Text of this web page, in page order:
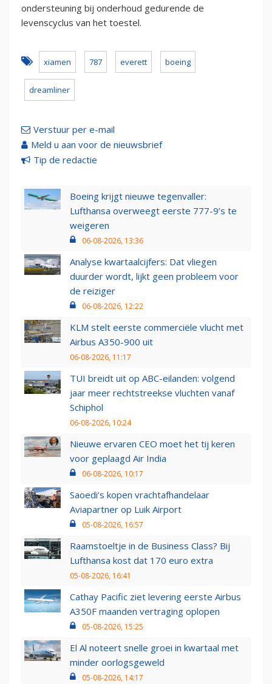
ondersteuning bij onderhoud gedurende de
levenscyclus van het toestel.
xiamen 787 everett boeing
dreamliner
Verstuur per e-mail
Meld u aan voor de nieuwsbrief
Tip de redactie
Boeing krijgt nieuwe tegenvaller:
Lufthansa overweegt eerste 777-9’s te
weigeren
06-08-2026, 13:36
Analyse kwartaalcijfers: Dat vliegen
duurder wordt, lijkt geen probleem voor
de reiziger
06-08-2026, 12:22
KLM stelt eerste commerciële vlucht met
Airbus A350-900 uit
06-08-2026, 11:17
TUI breidt uit op ABC-eilanden: volgend
jaar meer rechtstreekse vluchten vanaf
Schiphol
06-08-2026, 10:24
Nieuwe ervaren CEO moet het tij keren
voor geplaagd Air India
06-08-2026, 10:17
Saoedi’s kopen vrachtafhandelaar
Aviapartner op Luik Airport
05-08-2026, 16:57
Raamstoeltje in de Business Class? Bij
Lufthansa kost dat 170 euro extra
05-08-2026, 16:41
Cathay Pacific ziet levering eerste Airbus
A350F maanden vertraging oplopen
05-08-2026, 15:25
El Al noteert snelle groei in kwartaal met
minder oorlogsgeweld
05-08-2026, 14:17